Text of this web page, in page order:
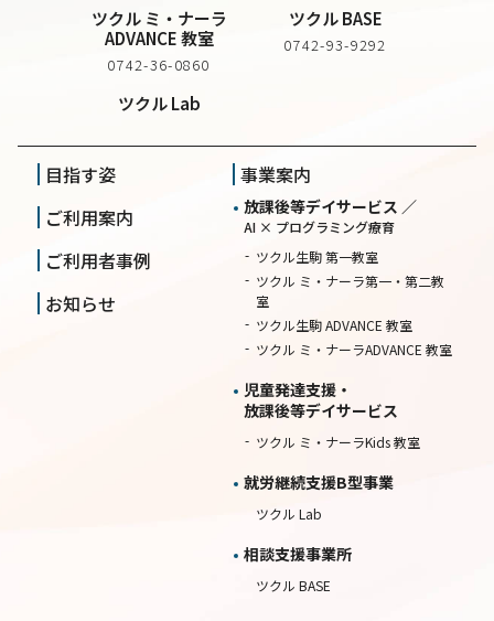
ツクル ミ・ナーラ
ADVANCE 教室
0742-36-0860
ツクル Lab
ツクル BASE
0742-93-9292
目指す姿
ご利用案内
ご利用者事例
お知らせ
事業案内
放課後等デイサービス ／
AI × プログラミング療育
ツクル生駒 第一教室
ツクル ミ・ナーラ第一・第二教
室
ツクル生駒 ADVANCE 教室
ツクル ミ・ナーラADVANCE 教室
児童発達支援・
放課後等デイサービス
ツクル ミ・ナーラKids 教室
就労継続⽀援B型事業
ツクル Lab
相談⽀援事業所
ツクル BASE